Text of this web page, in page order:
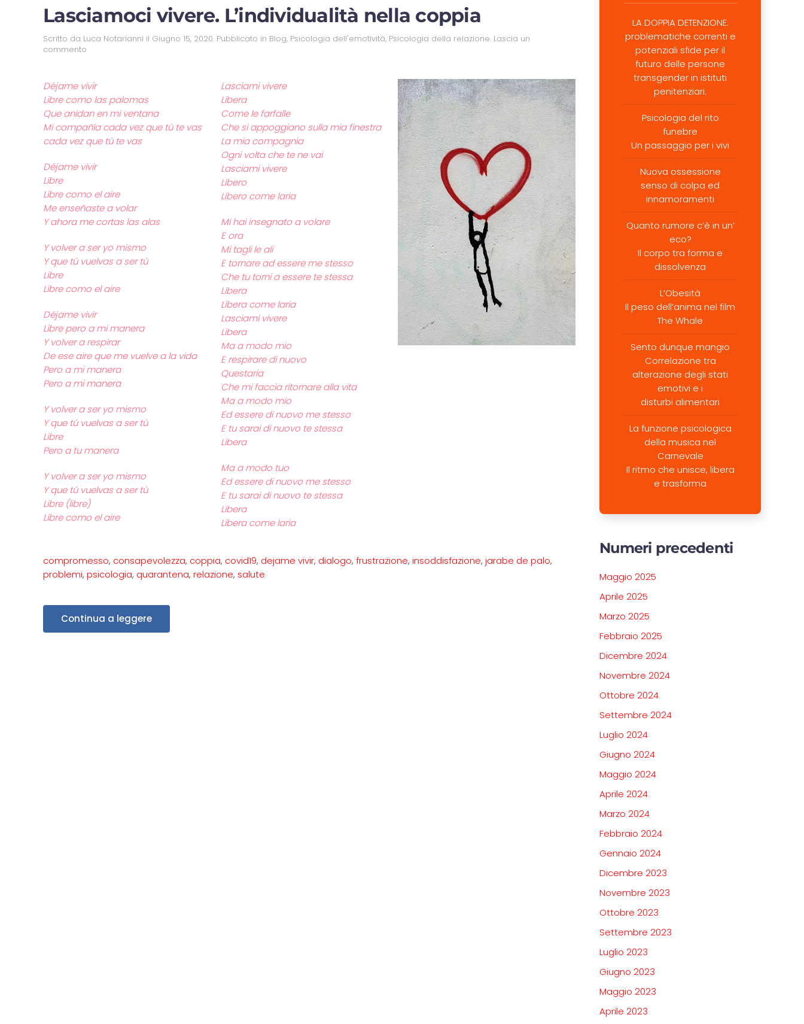
Lasciamoci vivere. L’individualità nella coppia
Scritto da Luca Notarianni il Giugno 15, 2020. Pubblicato in Blog, Psicologia dell'emotività, Psicologia della relazione. Lascia un
commento
Déjame vivir
Libre como las palomas
Que anidan en mi ventana
Mi compañía cada vez que tú te vas
cada vez que tú te vas
Déjame vivir
Libre
Libre como el aire
Me enseñaste a volar
Y ahora me cortas las alas
Y volver a ser yo mismo
Y que tú vuelvas a ser tú
Libre
Libre como el aire
Déjame vivir
Libre pero a mi manera
Y volver a respirar
De ese aire que me vuelve a la vida
Pero a mi manera
Pero a mi manera
Y volver a ser yo mismo
Y que tú vuelvas a ser tú
Libre
Pero a tu manera
Y volver a ser yo mismo
Y que tú vuelvas a ser tú
Libre (libre)
Libre como el aire
Lasciami vivere
Libera
Come le farfalle
Che si appoggiano sulla mia finestra
La mia compagnia
Ogni volta che te ne vai
Lasciami vivere
Libero
Libero come laria
Mi hai insegnato a volare
E ora
Mi tagli le ali
E tornare ad essere me stesso
Che tu torni a essere te stessa
Libera
Libera come laria
Lasciami vivere
Libera
Ma a modo mio
E respirare di nuovo
Questaria
Che mi faccia ritornare alla vita
Ma a modo mio
Ed essere di nuovo me stesso
E tu sarai di nuovo te stessa
Libera
Ma a modo tuo
Ed essere di nuovo me stesso
E tu sarai di nuovo te stessa
Libera
Libera come laria
compromesso, consapevolezza, coppia, covid19, dejame vivir, dialogo, frustrazione, insoddisfazione, jarabe de palo,
problemi, psicologia, quarantena, relazione, salute
Continua a leggere
LA DOPPIA DETENZIONE:
problematiche correnti e
potenziali sfide per il
futuro delle persone
transgender in istituti
penitenziari.
Psicologia del rito
funebre
Un passaggio per i vivi
Nuova ossessione
senso di colpa ed
innamoramenti
Quanto rumore c’è in un’
eco?
Il corpo tra forma e
dissolvenza
L’Obesità
Il peso dell’anima nel film
The Whale
Sento dunque mangio
Correlazione tra
alterazione degli stati
emotivi e i
disturbi alimentari
La funzione psicologica
della musica nel
Carnevale
Il ritmo che unisce, libera
e trasforma
Numeri precedenti
Maggio 2025
Aprile 2025
Marzo 2025
Febbraio 2025
Dicembre 2024
Novembre 2024
Ottobre 2024
Settembre 2024
Luglio 2024
Giugno 2024
Maggio 2024
Aprile 2024
Marzo 2024
Febbraio 2024
Gennaio 2024
Dicembre 2023
Novembre 2023
Ottobre 2023
Settembre 2023
Luglio 2023
Giugno 2023
Maggio 2023
Aprile 2023